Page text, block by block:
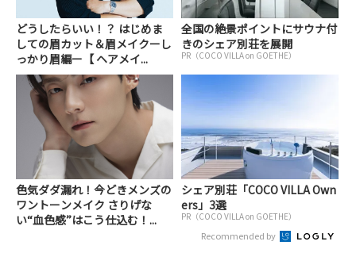
どうしたらいい！？ はじめま
しての眉カット＆眉メイクーし
っかり眉編ー【 ヘアメイ...
全国の絶景ポイントにサウナ付
きのシェア別荘を展開
PR（COCO VILLA on GOETHE）
色気ダダ漏れ！今どきメンズの
ワントーンメイク さりげな
い“血色感”はこう仕込む！...
シェア別荘「COCO VILLA Own
ers」3選
PR（COCO VILLA on GOETHE）
Recommended by